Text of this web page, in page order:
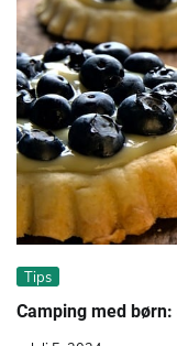
Tips
Camping med